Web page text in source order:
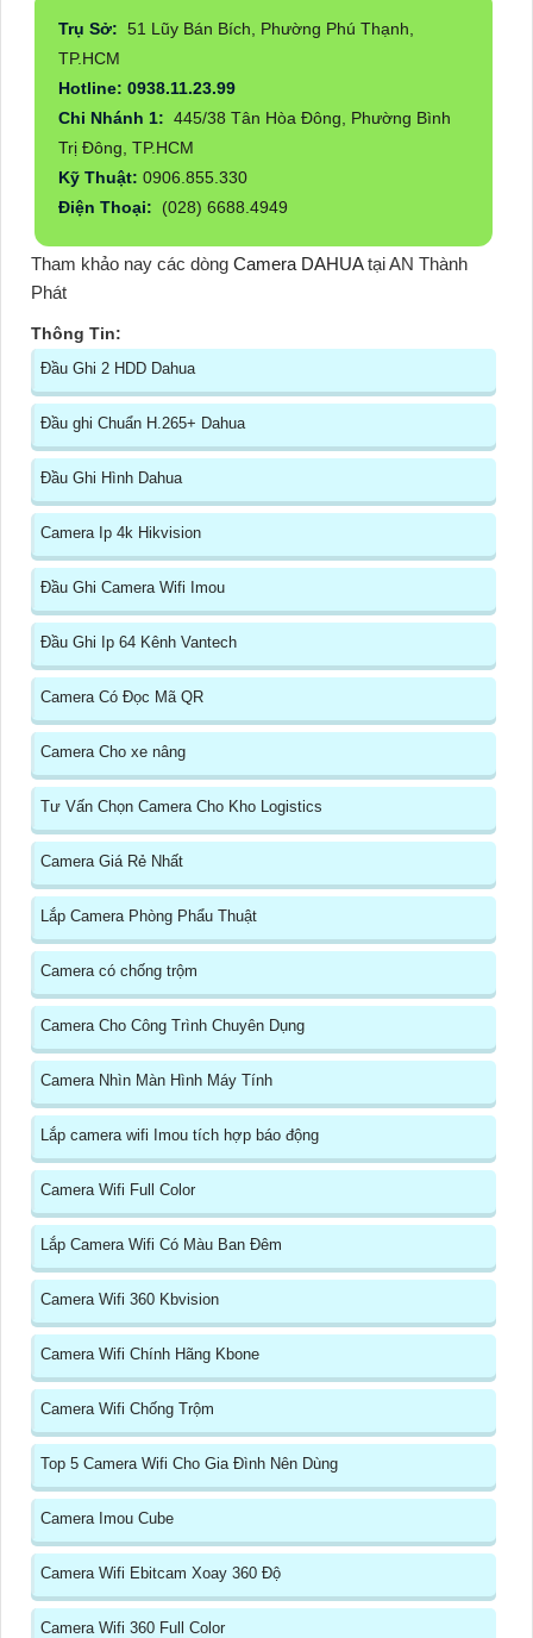
Trụ Sở: 51 Lũy Bán Bích, Phường Phú Thạnh,
TP.HCM
Hotline: 0938.11.23.99
Chi Nhánh 1: 445/38 Tân Hòa Đông, Phường Bình
Trị Đông, TP.HCM
Kỹ Thuật: 0906.855.330
Điện Thoại:
(028) 6688.4949
Tham khảo nay các dòng Camera DAHUAtại AN Thành
Phát
Thông Tin:
Đầu Ghi 2 HDD Dahua
Đầu ghi Chuẩn H.265+ Dahua
Đầu Ghi Hình Dahua
Camera Ip 4k Hikvision
Đầu Ghi Camera Wifi Imou
Đầu Ghi Ip 64 Kênh Vantech
Camera Có Đọc Mã QR
Camera Cho xe nâng
Tư Vấn Chọn Camera Cho Kho Logistics
Camera Giá Rẻ Nhất
Lắp Camera Phòng Phẩu Thuật
Camera có chống trộm
Camera Cho Công Trình Chuyên Dụng
Camera Nhìn Màn Hình Máy Tính
Lắp camera wifi Imou tích hợp báo động
Camera Wifi Full Color
Lắp Camera Wifi Có Màu Ban Đêm
Camera Wifi 360 Kbvision
Camera Wifi Chính Hãng Kbone
Camera Wifi Chống Trộm
Top 5 Camera Wifi Cho Gia Đình Nên Dùng
Camera Imou Cube
Camera Wifi Ebitcam Xoay 360 Độ
Camera Wifi 360 Full Color